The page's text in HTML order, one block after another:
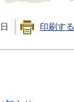
印刷する